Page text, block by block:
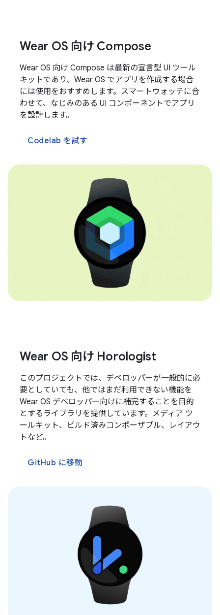
Wear OS 向け Compose
Wear OS 向け Compose は最新の宣言型 UI ツール
キットであり、Wear OS でアプリを作成する場合
には使用をおすすめします。スマートウォッチに合
わせて、なじみのある UI コンポーネントでアプリ
を設計します。
Codelab を試す
Wear OS 向け Horologist
このプロジェクトでは、デベロッパーが一般的に必
要としていても、他ではまだ利用できない機能を
Wear OS デベロッパー向けに補完することを目的
とするライブラリを提供しています。メディア ツ
ールキット、ビルド済みコンポーザブル、レイアウ
トなど。
GitHub に移動